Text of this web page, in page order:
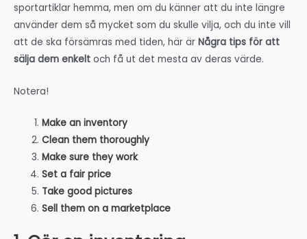
sportartiklar hemma, men om du känner att du inte längre
använder dem så mycket som du skulle vilja, och du inte vill
att de ska försämras med tiden, här är Några tips för att
sälja dem enkelt och få ut det mesta av deras värde.
Notera!
Make an inventory
Clean them thoroughly
Make sure they work
Set a fair price
Take good pictures
Sell them on a marketplace